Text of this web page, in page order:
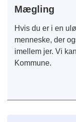
Mægling
Hvis du er i en
menneske, der
imellem jer. Vi
Kommune.